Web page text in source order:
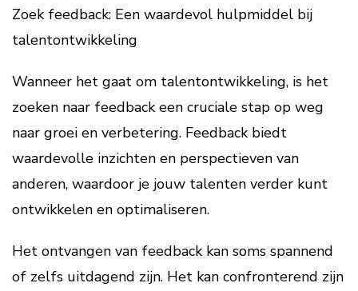
Zoek feedback: Een waardevol hulpmiddel bij
talentontwikkeling
Wanneer het gaat om talentontwikkeling, is het
zoeken naar feedback een cruciale stap op weg
naar groei en verbetering. Feedback biedt
waardevolle inzichten en perspectieven van
anderen, waardoor je jouw talenten verder kunt
ontwikkelen en optimaliseren.
Het ontvangen van feedback kan soms spannend
of zelfs uitdagend zijn. Het kan confronterend zijn